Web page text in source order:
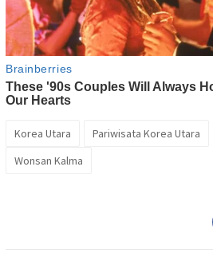
Korea Utara Pariwisata Korea Utara
Wonsan Kalma